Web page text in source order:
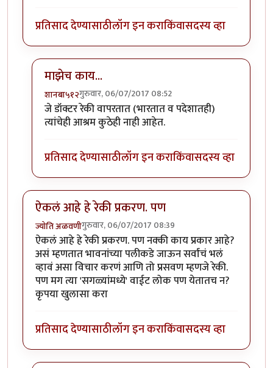
प्रतिसाद देण्यासाठीलॉग इन कराकिंवासदस्य व्हा
माझेच काय...
शानबा५१२गुरुवार, 06/07/2017 08:52
In reply toआई शप्पत , मी आज पर्यंत अस्लby
जे डॉक्टर रेकी वापरतात (भारतात व पदेशातही)
त्यांचेही आश्रम कुठेही नाही आहेत.
प्रतिसाद देण्यासाठीलॉग इन कराकिंवासदस्य व्हा
ऐकलं आहे हे रेकी प्रकरण. पण
ज्योति अळवणीगुरुवार, 06/07/2017 08:39
ऐकलं आहे हे रेकी प्रकरण. पण नक्की काय प्रकार आहे?
असं म्हणतात भावनांच्या पलीकडे जाऊन सर्वांचं भलं
व्हावं असा विचार करणं आणि तो प्रसवण म्हणजे रेकी.
पण मग त्या 'सगळ्यांमध्ये' वाईट लोक पण येतातच न?
कृपया खुलासा करा
प्रतिसाद देण्यासाठीलॉग इन कराकिंवासदस्य व्हा